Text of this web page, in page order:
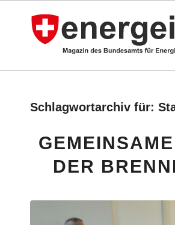
Schlagwortarchiv für:
DER